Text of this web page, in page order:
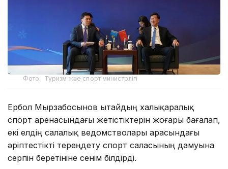
Фото: Туризм және спорт министрлігі
Ербол Мырзабосынов Қытайдың халықаралық
спорт аренасындағы жетістіктерін жоғары бағалап,
екі елдің салалық ведомстволары арасындағы
әріптестікті тереңдету спорт саласының дамуына
серпін беретініне сенім білдірді.